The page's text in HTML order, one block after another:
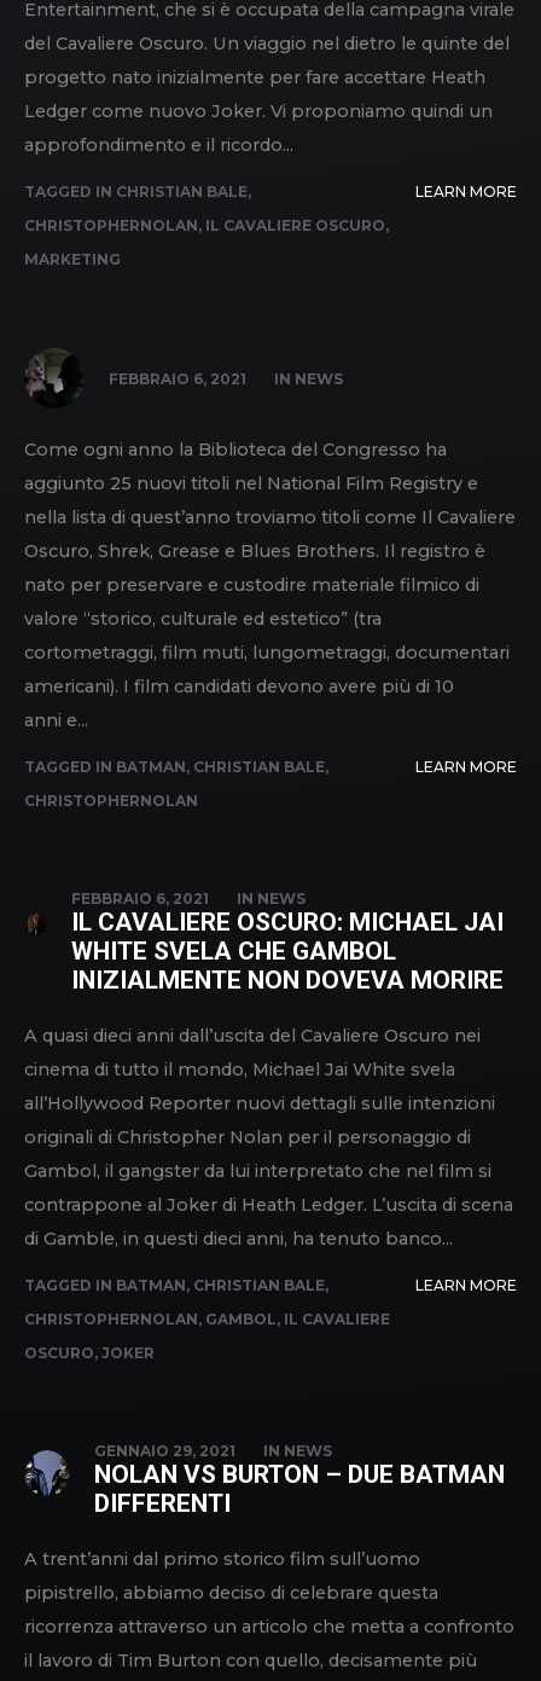
Entertainment, che si è occupata della campagna virale
del Cavaliere Oscuro. Un viaggio nel dietro le quinte del
progetto nato inizialmente per fare accettare Heath
Ledger come nuovo Joker. Vi proponiamo quindi un
approfondimento e il ricordo...
TAGGED IN CHRISTIAN BALE,
CHRISTOPHERNOLAN, IL CAVALIERE OSCURO,
MARKETING
LEARN MORE
FEBBRAIO 6, 2021 IN NEWS
Come ogni anno la Biblioteca del Congresso ha
aggiunto 25 nuovi titoli nel National Film Registry e
nella lista di quest’anno troviamo titoli come Il Cavaliere
Oscuro, Shrek, Grease e Blues Brothers. Il registro è
nato per preservare e custodire materiale filmico di
valore “storico, culturale ed estetico” (tra
cortometraggi, film muti, lungometraggi, documentari
americani). I film candidati devono avere più di 10
anni e...
TAGGED IN BATMAN, CHRISTIAN BALE,
CHRISTOPHERNOLAN
LEARN MORE
FEBBRAIO 6, 2021 IN NEWS
IL CAVALIERE OSCURO: MICHAEL JAI
WHITE SVELA CHE GAMBOL
INIZIALMENTE NON DOVEVA MORIRE
A quasi dieci anni dall’uscita del Cavaliere Oscuro nei
cinema di tutto il mondo, Michael Jai White svela
all’Hollywood Reporter nuovi dettagli sulle intenzioni
originali di Christopher Nolan per il personaggio di
Gambol, il gangster da lui interpretato che nel film si
contrappone al Joker di Heath Ledger. L’uscita di scena
di Gamble, in questi dieci anni, ha tenuto banco...
TAGGED IN BATMAN, CHRISTIAN BALE,
CHRISTOPHERNOLAN, GAMBOL, IL CAVALIERE
OSCURO, JOKER
LEARN MORE
GENNAIO 29, 2021 IN NEWS
NOLAN VS BURTON – DUE BATMAN
DIFFERENTI
A trent’anni dal primo storico film sull’uomo
pipistrello, abbiamo deciso di celebrare questa
ricorrenza attraverso un articolo che metta a confronto
il lavoro di Tim Burton con quello, decisamente più